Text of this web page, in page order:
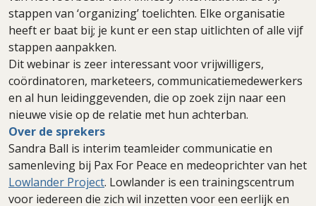
stappen van ‘organizing’ toelichten. Elke organisatie
heeft er baat bij; je kunt er een stap uitlichten of alle vijf
stappen aanpakken.
Dit webinar is zeer interessant voor vrijwilligers,
coördinatoren, marketeers, communicatiemedewerkers
en al hun leidinggevenden, die op zoek zijn naar een
nieuwe visie op de relatie met hun achterban.
Over de sprekers
Sandra Ball is interim teamleider communicatie en
samenleving bij Pax For Peace en medeoprichter van het
Lowlander Project. Lowlander is een trainingscentrum
voor iedereen die zich wil inzetten voor een eerlijk en